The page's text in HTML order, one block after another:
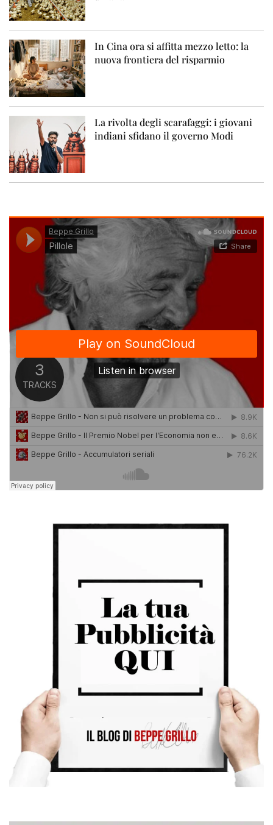
In Cina ora si affitta mezzo letto: la
nuova frontiera del risparmio
La rivolta degli scarafaggi: i giovani
indiani sfidano il governo Modi